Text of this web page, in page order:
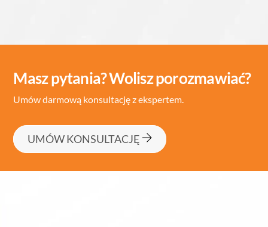
Masz pytania? Wolisz porozmawiać?
Umów darmową konsultację z ekspertem.
UMÓW KONSULTACJĘ